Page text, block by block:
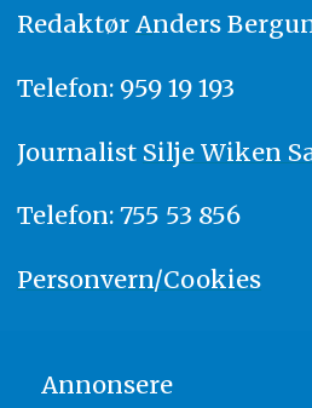
Redaktør Anders
Telefon: 959 19 193
Journalist Silje Wiken
Telefon: 755 53 856
Personvern/Cookies
Annonsere